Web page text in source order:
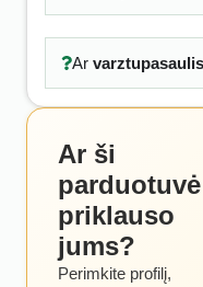
Ar
Ar ši
parduotuvė
priklauso
jums?
Perimkite profilį,